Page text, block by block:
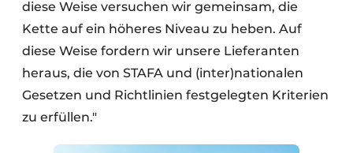
diese Weise versuchen wir gemeinsam, die
Kette auf ein höheres Niveau zu heben. Auf
diese Weise fordern wir unsere Lieferanten
heraus, die von STAFA und (inter)nationalen
Gesetzen und Richtlinien festgelegten Kriterien
zu erfüllen."